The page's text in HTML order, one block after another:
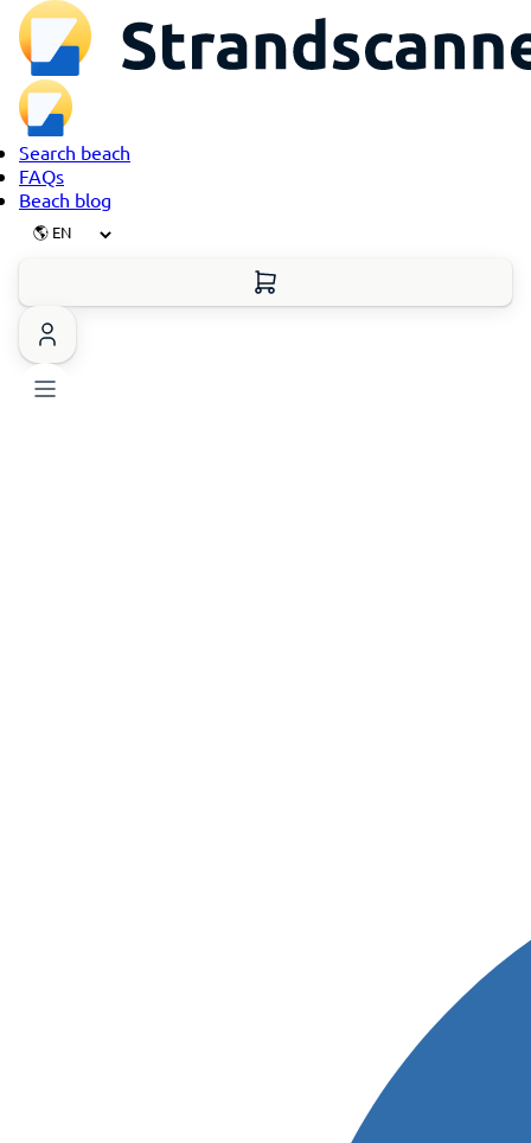
Search beach
FAQs
Beach blog